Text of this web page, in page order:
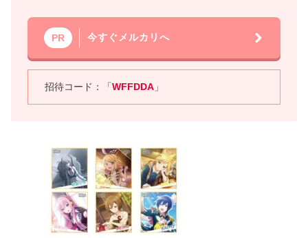
PR 今すぐメルカリへ
招待コード：「WFFDDA 」